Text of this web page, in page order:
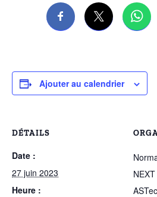
Ajouter au calendrier
DÉTAILS
Date :
27 juin 2023
Heure :